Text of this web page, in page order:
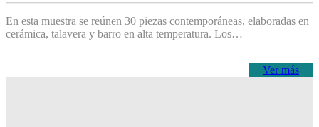
En esta muestra se reúnen 30 piezas contemporáneas, elaboradas en
cerámica, talavera y barro en alta temperatura. Los…
Ver más